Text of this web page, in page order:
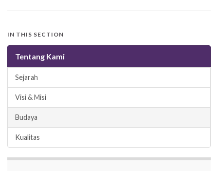
IN THIS SECTION
Tentang Kami
Sejarah
Visi & Misi
Budaya
Kualitas